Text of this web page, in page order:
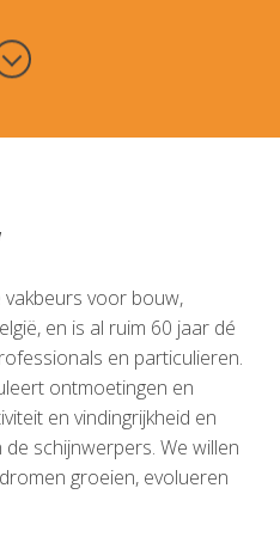
voor bouw,
en is al ruim 60 jaar dé
en particulieren.
ontmoetingen en
en vindingrijkheid en
schijnwerpers. We willen
groeien, evolueren